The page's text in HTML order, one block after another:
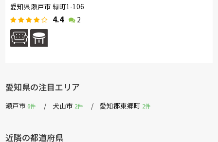
愛知県瀬戸市 緑町1-106
4.4 2
愛知県の注目エリア
瀬戸市 6件 犬山市 2件 愛知郡東郷町 2件
近隣の都道府県